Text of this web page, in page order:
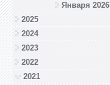
Января 2026
2025
2024
2023
2022
2021